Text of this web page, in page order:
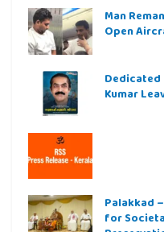
Man
Open
Dedicated
Kumar
Palakkad
for